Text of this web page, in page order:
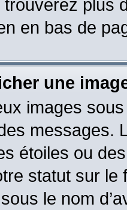
plus
en bas de
une
images
messages.
étoiles ou
statut sur
le nom